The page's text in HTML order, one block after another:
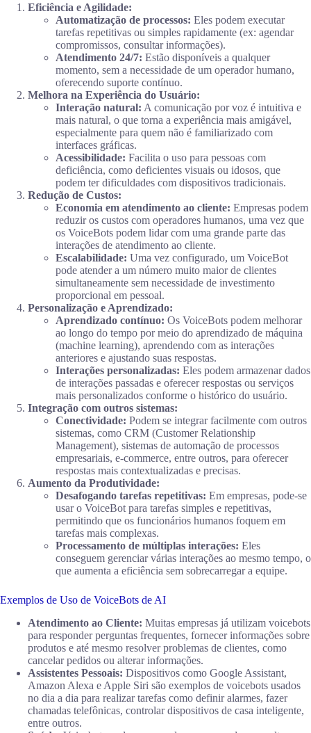
Eficiência e Agilidade:
Automatização de processos: Eles podem executar
tarefas repetitivas ou simples rapidamente (ex: agendar
compromissos, consultar informações).
Atendimento 24/7: Estão disponíveis a qualquer
momento, sem a necessidade de um operador humano,
oferecendo suporte contínuo.
Melhora na Experiência do Usuário:
Interação natural: A comunicação por voz é intuitiva e
mais natural, o que torna a experiência mais amigável,
especialmente para quem não é familiarizado com
interfaces gráficas.
Acessibilidade: Facilita o uso para pessoas com
deficiência, como deficientes visuais ou idosos, que
podem ter dificuldades com dispositivos tradicionais.
Redução de Custos:
Economia em atendimento ao cliente: Empresas podem
reduzir os custos com operadores humanos, uma vez que
os VoiceBots podem lidar com uma grande parte das
interações de atendimento ao cliente.
Escalabilidade: Uma vez configurado, um VoiceBot
pode atender a um número muito maior de clientes
simultaneamente sem necessidade de investimento
proporcional em pessoal.
Personalização e Aprendizado:
Aprendizado contínuo: Os VoiceBots podem melhorar
ao longo do tempo por meio do aprendizado de máquina
(machine learning), aprendendo com as interações
anteriores e ajustando suas respostas.
Interações personalizadas: Eles podem armazenar dados
de interações passadas e oferecer respostas ou serviços
mais personalizados conforme o histórico do usuário.
Integração com outros sistemas:
Conectividade: Podem se integrar facilmente com outros
sistemas, como CRM (Customer Relationship
Management), sistemas de automação de processos
empresariais, e-commerce, entre outros, para oferecer
respostas mais contextualizadas e precisas.
Aumento da Produtividade:
Desafogando tarefas repetitivas: Em empresas, pode-se
usar o VoiceBot para tarefas simples e repetitivas,
permitindo que os funcionários humanos foquem em
tarefas mais complexas.
Processamento de múltiplas interações: Eles
conseguem gerenciar várias interações ao mesmo tempo, o
que aumenta a eficiência sem sobrecarregar a equipe.
Exemplos de Uso de VoiceBots de AI
Atendimento ao Cliente: Muitas empresas já utilizam voicebots
para responder perguntas frequentes, fornecer informações sobre
produtos e até mesmo resolver problemas de clientes, como
cancelar pedidos ou alterar informações.
Assistentes Pessoais: Dispositivos como Google Assistant,
Amazon Alexa e Apple Siri são exemplos de voicebots usados
no dia a dia para realizar tarefas como definir alarmes, fazer
chamadas telefônicas, controlar dispositivos de casa inteligente,
entre outros.